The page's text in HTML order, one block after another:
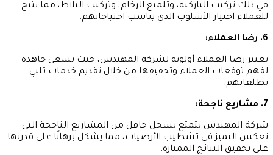
في ذلك تركيب الباركيه، وتلميع الرخام، وتركيب البلاط، مما يتيح
للعملاء اختيار الأسلوب الذي يناسب احتياجاتهم.
6. رضا العملاء:
تعتبر رضا العملاء أولوية لشركة المهندس، حيث تسعى جاهدة
لفهم توقعات العملاء وتحقيقها من خلال تقديم خدمات تلبي
تطلعاتهم.
شركة المهندس تتمتع بسجل حافل من المشاريع الناجحة التي
تعكس التميز في تشطيب الأرضيات، مما يشكل برهانًا على قدرتها
على تحقيق النتائج الممتازة.